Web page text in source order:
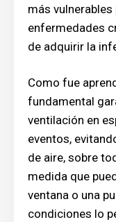
más
enfermedades
de adquirir la
Como fue
fundamental
ventilación en
eventos,
de aire, sobre
medida que
ventana o una
condiciones lo